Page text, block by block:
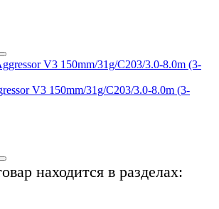
V3 150mm/31g/C203/3.0-8.0m (3-
находится в разделах: